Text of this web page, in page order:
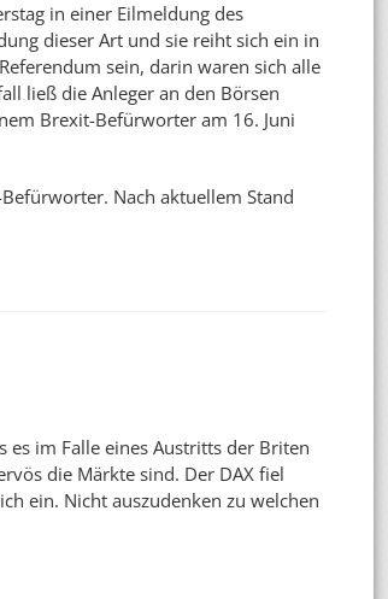
in einer Eilmeldung des
dieser Art und sie reiht sich ein in
sein, darin waren sich alle
ließ die Anleger an den Börsen
Brexit-Befürworter am 16. Juni
Nach aktuellem Stand
es im Falle eines Austritts der Briten
die Märkte sind. Der DAX fiel
ein. Nicht auszudenken zu welchen